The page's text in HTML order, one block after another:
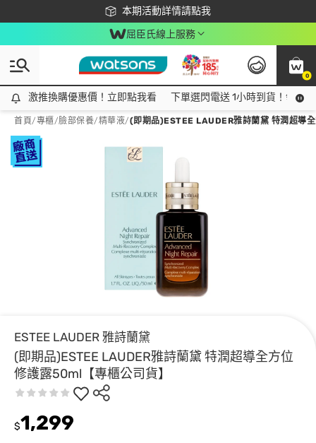
本期活動詳情請點我
下載app最高回饋$350
屈臣氏線上服務
0
激推換購優惠價！立即點我看
激推換購優惠價！立即點我看 下單選閃電送 1小時到貨！領神
首頁/專櫃/臉部保養/精華液/(即期品)ESTEE LAUDER雅詩蘭黛 特潤超導
ESTEE LAUDER 雅詩蘭黛
(即期品)ESTEE LAUDER雅詩蘭黛 特潤超導全方位
修護露50ml【專櫃公司貨】
$1,299